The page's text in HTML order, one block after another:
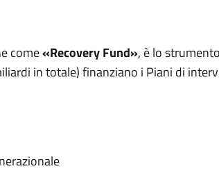
come«Recovery Fund», è lo
in totale) finanziano i Piani di